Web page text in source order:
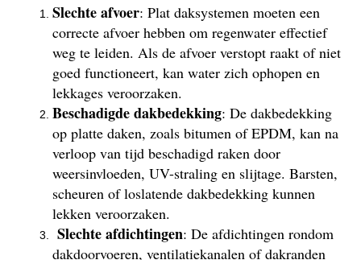
Slechte afvoer: Plat daksystemen moeten een
correcte afvoer hebben om regenwater effectief
weg te leiden. Als de afvoer verstopt raakt of niet
goed functioneert, kan water zich ophopen en
lekkages veroorzaken.
Beschadigde dakbedekking: De dakbedekking
op platte daken, zoals bitumen of EPDM, kan na
verloop van tijd beschadigd raken door
weersinvloeden, UV-straling en slijtage. Barsten,
scheuren of loslatende dakbedekking kunnen
lekken veroorzaken.
Slechte afdichtingen: De afdichtingen rondom
dakdoorvoeren, ventilatiekanalen of dakranden